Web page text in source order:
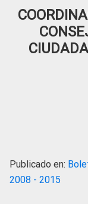
Publicado en:
2008 - 2015